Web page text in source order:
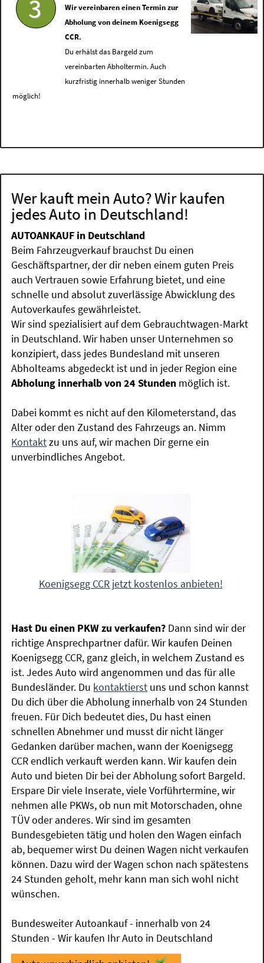
3
Wir vereinbaren einen Termin zur
Abholung von deinem Koenigsegg
CCR.
Du erhälst das Bargeld zum
vereinbarten Abholtermin. Auch
kurzfristig innerhalb weniger Stunden
möglich!
Wer kauft mein Auto? Wir kaufen
jedes Auto in Deutschland!
AUTOANKAUF in Deutschland
Beim Fahrzeugverkauf brauchst Du einen
Geschäftspartner, der dir neben einem guten Preis
auch Vertrauen sowie Erfahrung bietet, und eine
schnelle und absolut zuverlässige Abwicklung des
Autoverkaufes gewährleistet.
Wir sind spezialisiert auf dem Gebrauchtwagen-Markt
in Deutschland. Wir haben unser Unternehmen so
konzipiert, dass jedes Bundesland mit unseren
Abholteams abgedeckt ist und in jeder Region eine
Abholung innerhalb von 24 Stunden möglich ist.
Dabei kommt es nicht auf den Kilometerstand, das
Alter oder den Zustand des Fahrzeugs an. Nimm
Kontaktzu uns auf, wir machen Dir gerne ein
unverbindliches Angebot.
Koenigsegg CCR jetzt kostenlos anbieten!
Hast Du einen PKW zu verkaufen? Dann sind wir der
richtige Ansprechpartner dafür. Wir kaufen Deinen
Koenigsegg CCR, ganz gleich, in welchem Zustand es
ist. Jedes Auto wird angenommen und das für alle
Bundesländer. Du kontaktierst uns und schon kannst
Du dich über die Abholung innerhalb von 24 Stunden
freuen. Für Dich bedeutet dies, Du hast einen
schnellen Abnehmer und musst dir nicht länger
Gedanken darüber machen, wann der Koenigsegg
CCR endlich verkauft werden kann. Wir kaufen dein
Auto und bieten Dir bei der Abholung sofort Bargeld.
Erspare Dir viele Inserate, viele Vorführtermine, wir
nehmen alle PKWs, ob nun mit Motorschaden, ohne
TÜV oder anderes. Wir sind im gesamten
Bundesgebieten tätig und holen den Wagen einfach
ab, bequemer wirst Du deinen Wagen nicht verkaufen
können. Dazu wird der Wagen schon nach spätestens
24 Stunden geholt, mehr kann man sich wohl nicht
wünschen.
Bundesweiter Autoankauf - innerhalb von 24
Stunden - Wir kaufen Ihr Auto in Deutschland